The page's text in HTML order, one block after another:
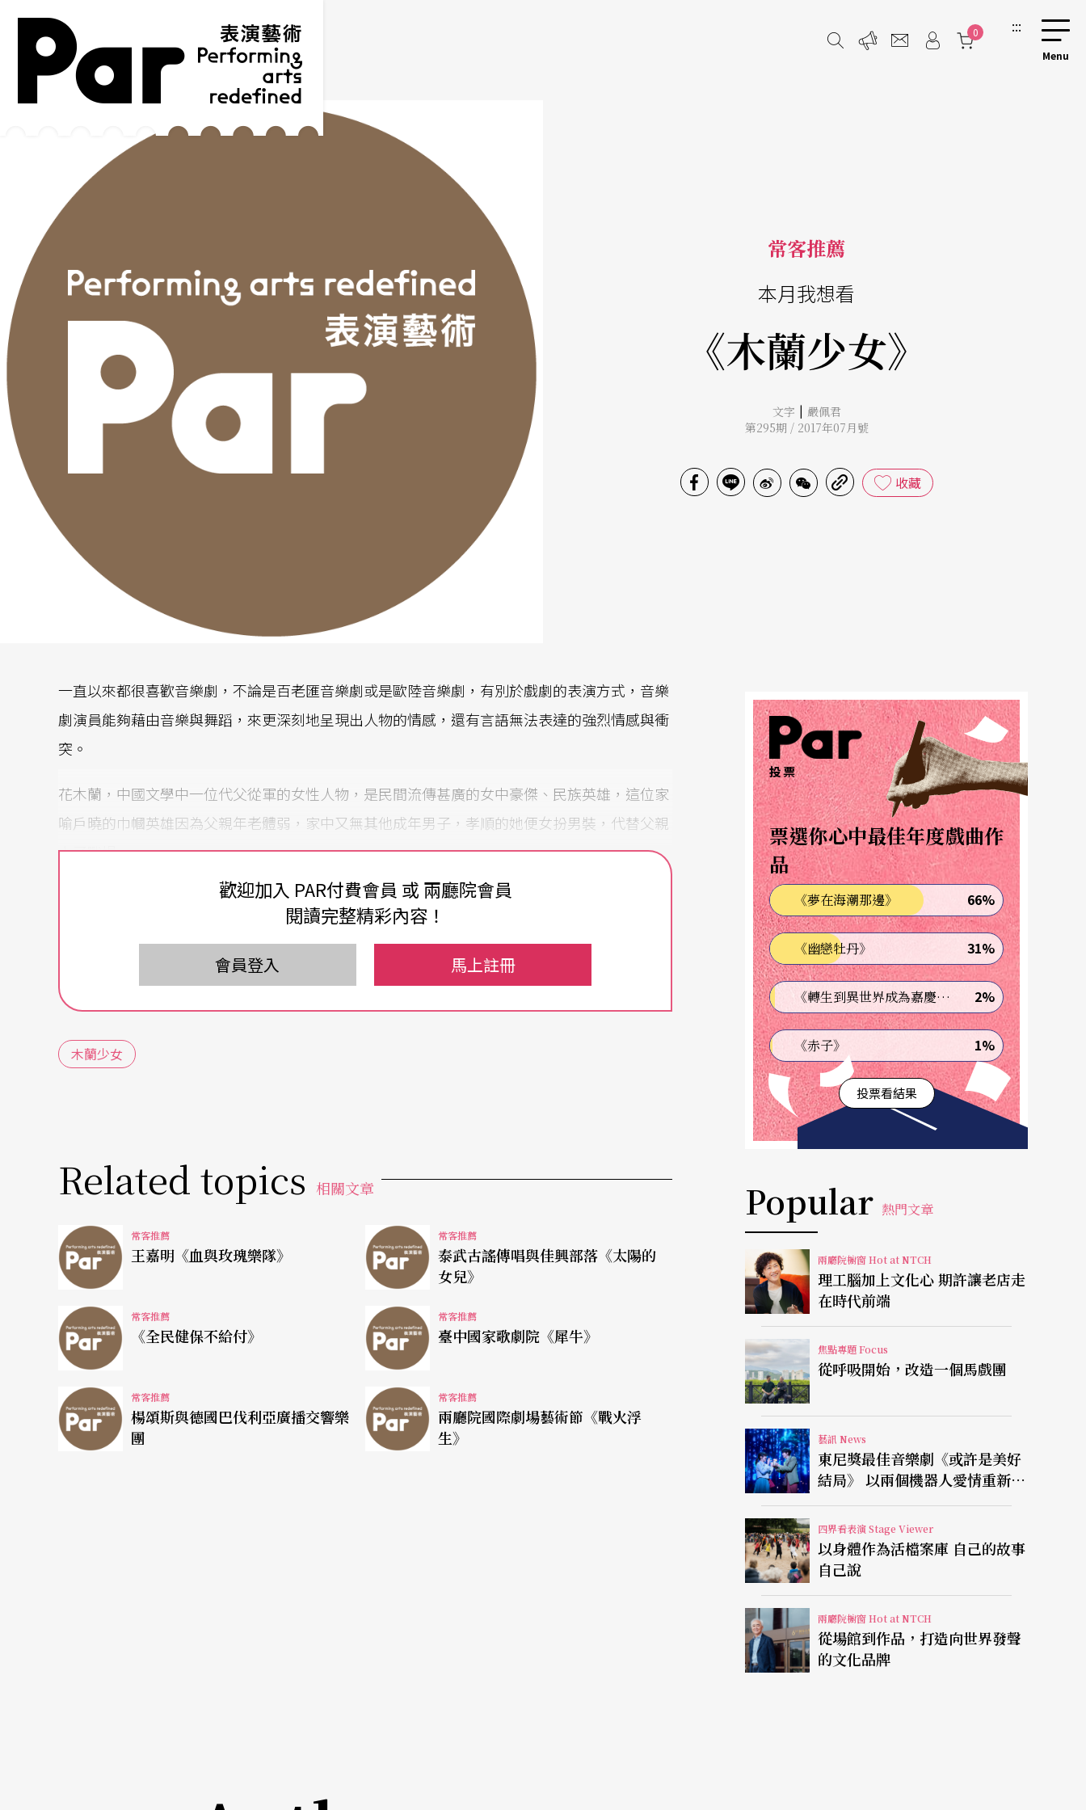
跳到主要內容區塊
網站導覽
0 :::
常客推薦
本月我想看
《木蘭少女》
文字 | 嚴佩君
第295期 / 2017年07月號
收藏
一直以來都很喜歡音樂劇，不論是百老匯音樂劇或是歐陸音樂劇，有別於戲劇的表演方式，音樂
劇演員能夠藉由音樂與舞蹈，來更深刻地呈現出人物的情感，還有言語無法表達的強烈情感與衝
突。
花木蘭，中國文學中一位代父從軍的女性人物，是民間流傳甚廣的女中豪傑、民族英雄，這位家
喻戶曉的巾幗英雄因為父親年老體弱，家中又無其他成年男子，孝順的她便女扮男裝，代替父親
上了戰場。
木蘭的孝順舉動深植人心，但如果木蘭並不是眾人所知的出於自願的呢？這部華語原創音樂劇
》顛覆了大家所知的故事，以現代人的思維角度出發，重新去詮釋故事的不同面貌，
並融入了最熱門且貼近時代的兩性差異、性別認同、家庭倫理等議題。木蘭從軍到底是「自己選
擇」下的心甘情願，又或者是在「沒有選擇」下自我犧牲而代父從軍呢？
看木蘭如何帶著我們逆風飛往高處，深入雲端、飛向夢想，找到自己真正的價值。
歡迎加入 PAR付費會員 或 兩廳院會員
閱讀完整精彩內容！
會員登入 馬上註冊
木蘭少女
Related topics 相關文章
常客推薦
王嘉明《血與玫瑰樂隊》
常客推薦
泰武古謠傳唱與佳興部落《太陽的
女兒》
常客推薦
《全民健保不給付》
常客推薦
臺中國家歌劇院《犀牛》
常客推薦
楊頌斯與德國巴伐利亞廣播交響樂
團
常客推薦
兩廳院國際劇場藝術節《戰火浮
生》
投票
票選你心中最佳年度戲曲作
品
《夢在海潮那邊》 66%
《幽戀牡丹》 31%
《轉生到異世界成為嘉慶君—發現我的祖先是詐騙集團!?》 2%
《赤子》 1%
投票看結果
Popular 熱門文章
兩廳院櫥窗 Hot at NTCH
理工腦加上文化心 期許讓老店走
在時代前端
焦點專題 Focus
從呼吸開始，改造一個馬戲團
藝訊 News
東尼獎最佳音樂劇《或許是美好
結局》 以兩個機器人愛情重新凝
視有限人生
四界看表演 Stage Viewer
以身體作為活檔案庫 自己的故事
自己說
兩廳院櫥窗 Hot at NTCH
從場館到作品，打造向世界發聲
的文化品牌